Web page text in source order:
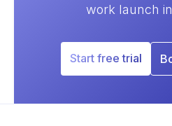
work launch
Start free trial